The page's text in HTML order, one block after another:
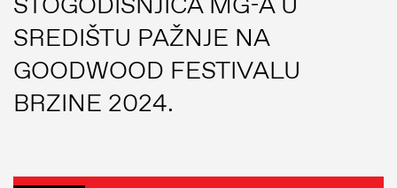
MG Blog
Press Release
Image Bank
SREDIŠTU PAŽNJE NA
GOODWOOD FESTIVALU
BRZINE 2024.